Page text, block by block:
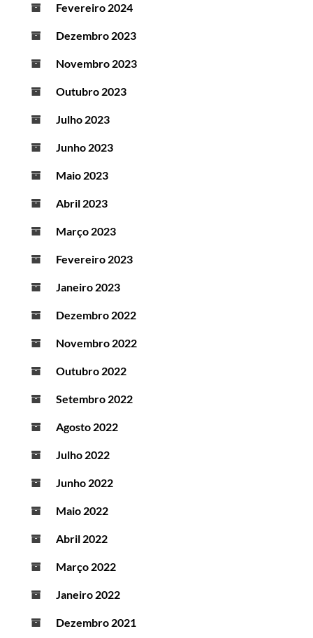
Fevereiro 2024
Dezembro 2023
Novembro 2023
Outubro 2023
Julho 2023
Junho 2023
Maio 2023
Abril 2023
Março 2023
Fevereiro 2023
Janeiro 2023
Dezembro 2022
Novembro 2022
Outubro 2022
Setembro 2022
Agosto 2022
Julho 2022
Junho 2022
Maio 2022
Abril 2022
Março 2022
Janeiro 2022
Dezembro 2021